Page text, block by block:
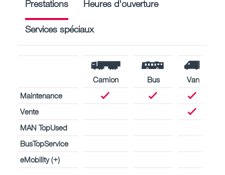
Prestations Heures d'ouverture
Services spéciaux
Camion Bus
Van
Maintenance
Vente
MAN TopUsed
BusTopService
eMobility (+)